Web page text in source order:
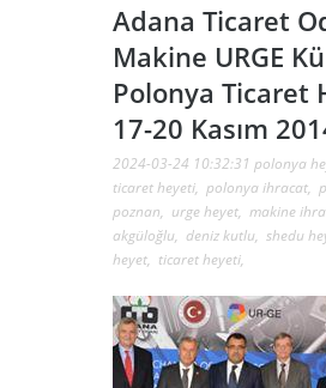
Adana Ticaret
Makine URGE
Polonya Ticaret
17-20 Kasım
2024-03-24 10:32:31 polonya
ticaret heyeti, polonya ihracat,
poznan, urge heyet, makine
akgüloğlu, deniz kutlu, shedu
heyet, ticaret heyeti,